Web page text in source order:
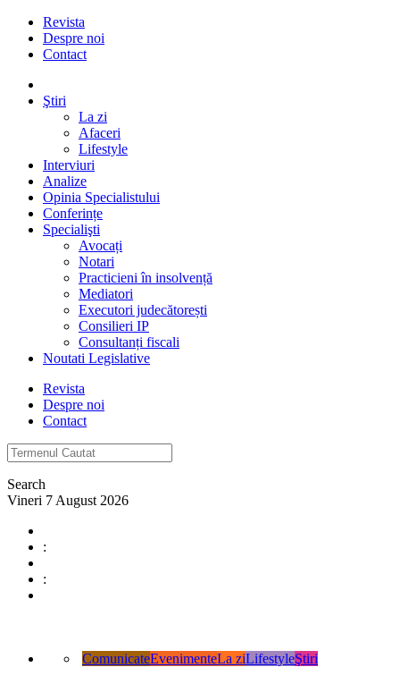
Revista
Despre noi
Contact
Ştiri
La zi
Afaceri
Lifestyle
Interviuri
Analize
Opinia Specialistului
Conferințe
Specialişti
Avocați
Notari
Practicieni în insolvență
Mediatori
Executori judecătorești
Consilieri IP
Consultanți fiscali
Noutati Legislative
Revista
Despre noi
Contact
Search
Vineri 7 August 2026
:
:
ComunicateEvenimenteLa ziLifestyleŞtiri